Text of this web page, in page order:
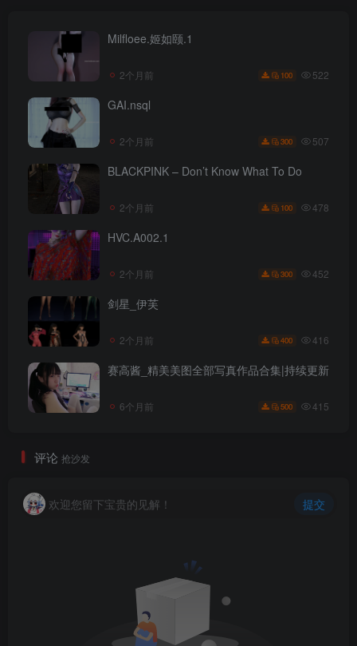
Milfloee.姬如颐.1
2个月前 100 522
GAI.nsql
2个月前 300 507
BLACKPINK – Don’t Know What To Do
2个月前 100 478
HVC.A002.1
2个月前 300 452
剑星_伊芙
2个月前 400 416
赛高酱_精美美图全部写真作品合集|持续更新
6个月前 500 415
评论 抢沙发
欢迎您留下宝贵的见解！ 提交